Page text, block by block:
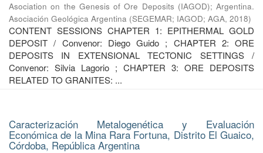
Asociation on the Genesis of Ore Deposits (IAGOD); Argentina.
Asociación Geológica Argentina (SEGEMAR; IAGOD; AGA, 2018)
CONTENT SESSIONS CHAPTER 1: EPITHERMAL GOLD
DEPOSIT / Convenor: Diego Guido ; CHAPTER 2: ORE
DEPOSITS IN EXTENSIONAL TECTONIC SETTINGS /
Convenor: Silvia Lagorio ; CHAPTER 3: ORE DEPOSITS
RELATED TO GRANITES: ...
Caracterización Metalogenética y Evaluación
Económica de la Mina Rara Fortuna, Distrito El Guaico,
Córdoba, República Argentina